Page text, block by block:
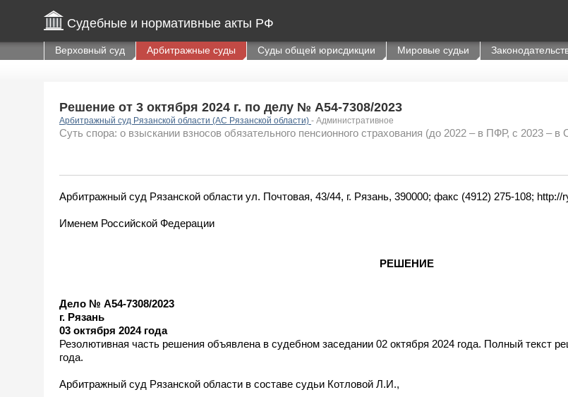
Судебные и нормативные акты РФ
Верховный суд Арбитражные суды Суды общей юрисдикции Мировые судьи
Решение от 3 октября 2024 г. по делу № А54-7308/2023
Арбитражный суд Рязанской области (АС Рязанской области) - Административное
Суть спора: о взыскании взносов обязательного пенсионного страхования (до 2022 – в ПФР, с 2023 – в
Арбитражный суд Рязанской области ул. Почтовая, 43/44, г. Рязань, 390000; факс (4912) 275-108; http://
Именем Российской Федерации
РЕШЕНИЕ
Дело № А54-7308/2023
г. Рязань
03 октября 2024 года
Резолютивная часть решения объявлена в судебном заседании 02 октября 2024 года. Полный текст
года.
Арбитражный суд Рязанской области в составе судьи Котловой Л.И.,